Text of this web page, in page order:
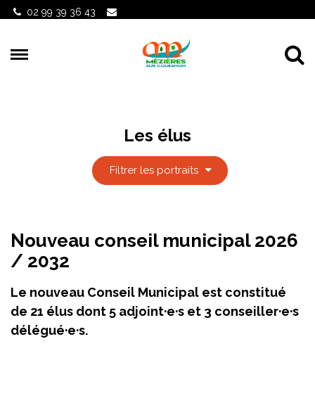
Gestion des traceurs
02 99 39 36 43
Les élus
Filtrer les portraits
Nouveau conseil municipal 2026
/ 2032
Le nouveau Conseil Municipal est constitué
de 21 élus dont 5 adjoint·e·s et 3 conseiller·e·s
délégué·e·s.